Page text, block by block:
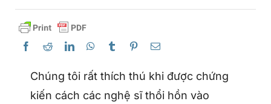
Chúng tôi rất thích thú khi được chứng
kiến cách các nghệ sĩ thổi hồn vào